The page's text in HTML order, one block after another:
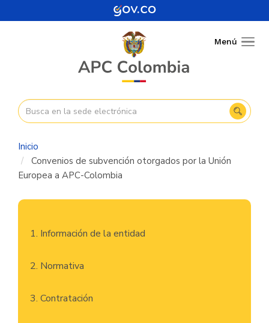
al
Menú
Inicio
Convenios de subvención otorgados por la Unión
Europea a APC-Colombia
principal
1. Información de la entidad
2. Normativa
3. Contratación